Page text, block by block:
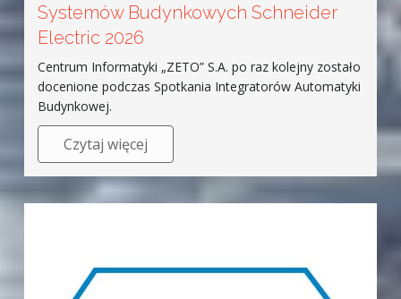
Systemów Budynkowych Schneider
Electric 2026
Centrum Informatyki „ZETO” S.A. po raz kolejny zostało
docenione podczas Spotkania Integratorów Automatyki
Budynkowej.
Czytaj więcej